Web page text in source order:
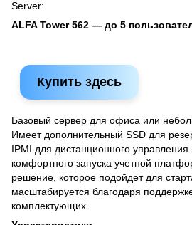
Server:
ALFA Tower 562 — до 5
Купить здесь
Базовый сервер для офиса или
Имеет дополнительный SSD для
IPMI для дистанционного
комфортного запуска учетной
решение, которое подойдет для
масштабируется благодаря
комплектующих.